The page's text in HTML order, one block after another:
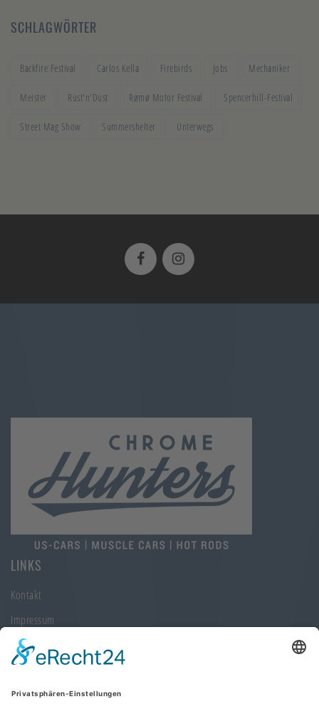
SCHLAGWÖRTER
Backfire Festival Carlos Kella Firebirds Jobs Mechaniker
Meister Rust'n'Dust Rømø Motor Festival Spencerhill-Festival
Street Mag Show Summershelter Unterwegs
LINKS
Kontakt
Impressum
Datenschutz
KONTAKTINFORMATIONEN
Chrome Hunters GmbH